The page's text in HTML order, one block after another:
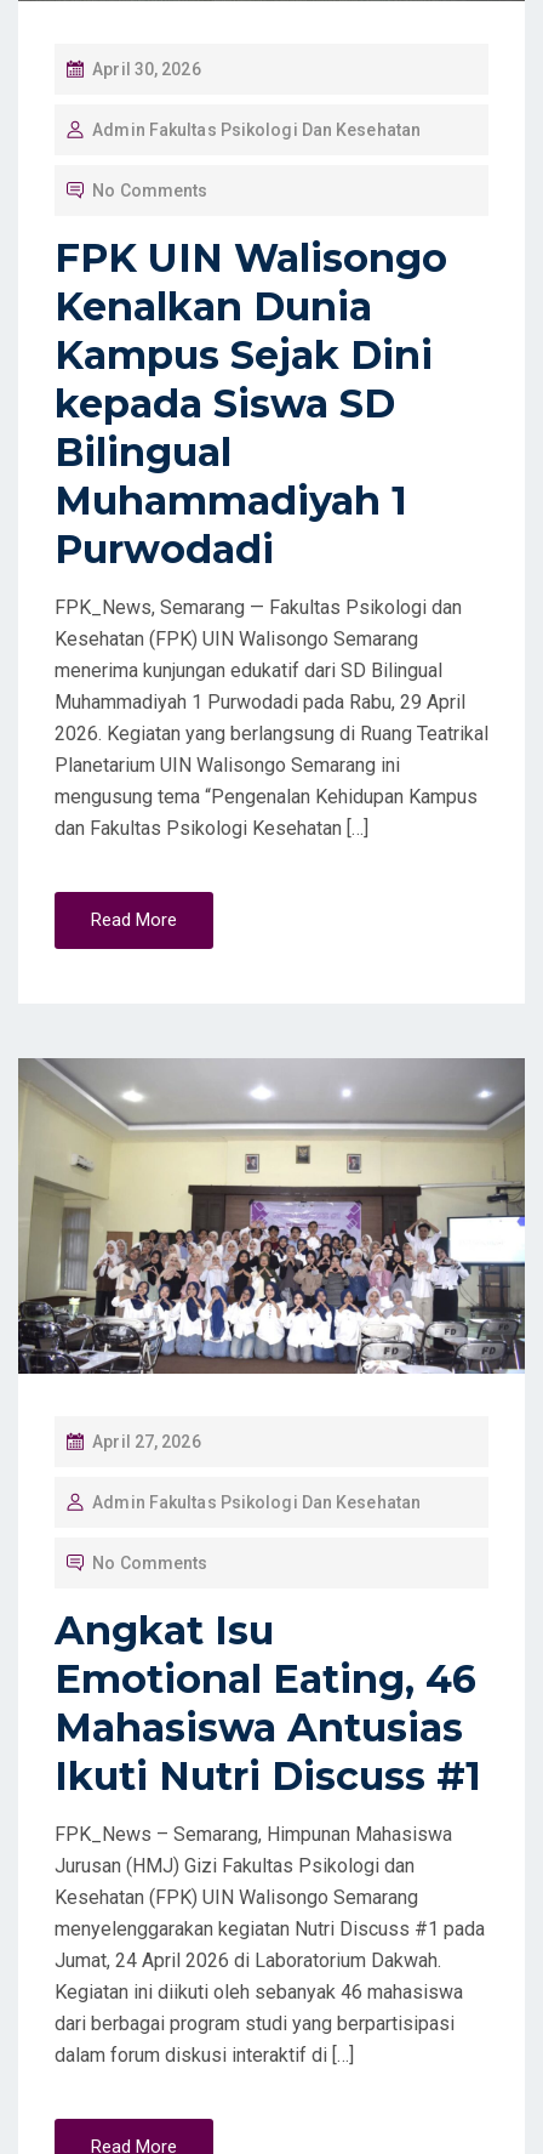
P
S
O
N
April 30, 2026
Admin Fakultas Psikologi Dan Kesehatan
No Comments
FPK UIN Walisongo
Kenalkan Dunia
Kampus Sejak Dini
kepada Siswa SD
Bilingual
Muhammadiyah 1
Purwodadi
FPK_News, Semarang — Fakultas Psikologi dan
Kesehatan (FPK) UIN Walisongo Semarang
menerima kunjungan edukatif dari SD Bilingual
Muhammadiyah 1 Purwodadi pada Rabu, 29 April
2026. Kegiatan yang berlangsung di Ruang Teatrikal
Planetarium UIN Walisongo Semarang ini
mengusung tema “Pengenalan Kehidupan Kampus
dan Fakultas Psikologi Kesehatan […]
Read More
P
S
O
N
April 27, 2026
Admin Fakultas Psikologi Dan Kesehatan
No Comments
Angkat Isu
Emotional Eating, 46
Mahasiswa Antusias
Ikuti Nutri Discuss #1
FPK_News – Semarang, Himpunan Mahasiswa
Jurusan (HMJ) Gizi Fakultas Psikologi dan
Kesehatan (FPK) UIN Walisongo Semarang
menyelenggarakan kegiatan Nutri Discuss #1 pada
Jumat, 24 April 2026 di Laboratorium Dakwah.
Kegiatan ini diikuti oleh sebanyak 46 mahasiswa
dari berbagai program studi yang berpartisipasi
dalam forum diskusi interaktif di […]
Read More